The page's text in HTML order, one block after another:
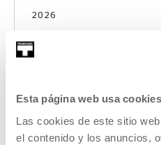
Esta página web usa cookies
Las cookies de este sitio
el contenido y los anuncios,
2026
Gure berbena
READ MORE